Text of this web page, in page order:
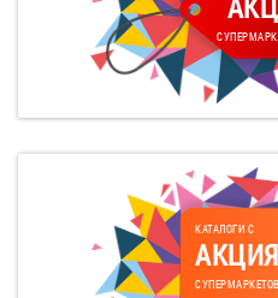
КАТАЛОГИ С